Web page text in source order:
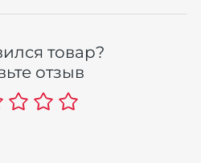
товар?
отзыв